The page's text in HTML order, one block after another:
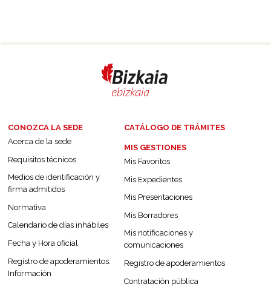
CONOZCA LA SEDE
Acerca de la sede
Requisitos técnicos
Medios de identificación y
firma admitidos
Normativa
Calendario de días inhábiles
Fecha y Hora oficial
Registro de apoderamientos.
Información
CATÁLOGO DE TRÁMITES
MIS GESTIONES
Mis Favoritos
Mis Expedientes
Mis Presentaciones
Mis Borradores
Mis notificaciones y
comunicaciones
Registro de apoderamientos
Contratación pública